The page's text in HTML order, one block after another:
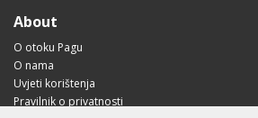
About
O otoku Pagu
O nama
Uvjeti korištenja
Pravilnik o privatnosti